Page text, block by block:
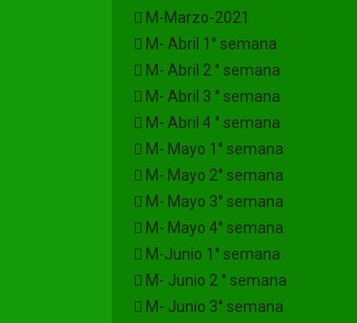
M-Marzo-2021
M- Abril 1° semana
M- Abril 2 ° semana
M- Abril 3 ° semana
M- Abril 4 ° semana
M- Mayo 1° semana
M- Mayo 2° semana
M- Mayo 3° semana
M- Mayo 4° semana
M-Junio 1° semana
M- Junio 2 ° semana
M- Junio 3° semana